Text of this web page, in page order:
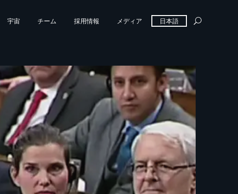
宇宙 チーム 採用情報 メディア 日本語